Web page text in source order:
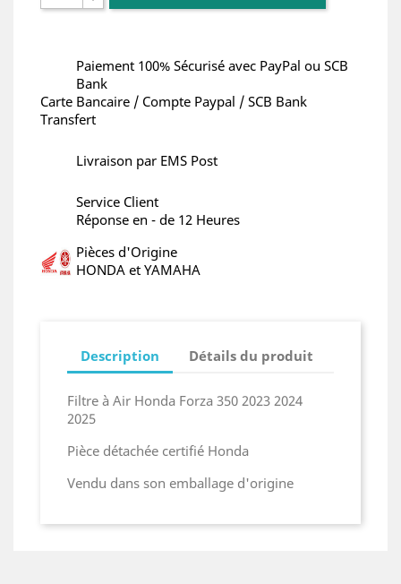
Paiement 100% Sécurisé avec PayPal ou SCB
Bank
Carte Bancaire / Compte Paypal / SCB Bank
Transfert
Livraison par EMS Post
Service Client
Réponse en - de 12 Heures
Pièces d'Origine
HONDA et YAMAHA
Description Détails du produit
Filtre à Air Honda Forza 350 2023 2024
2025
Pièce détachée certifié Honda
Vendu dans son emballage d'origine